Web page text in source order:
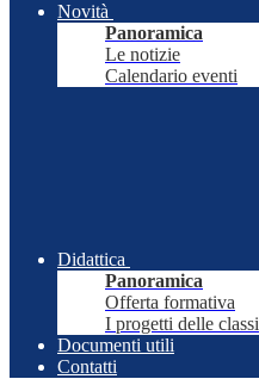
Novità
Panoramica
Le notizie
Calendario eventi
Didattica
Panoramica
Offerta formativa
I progetti delle classi
Documenti utili
Contatti